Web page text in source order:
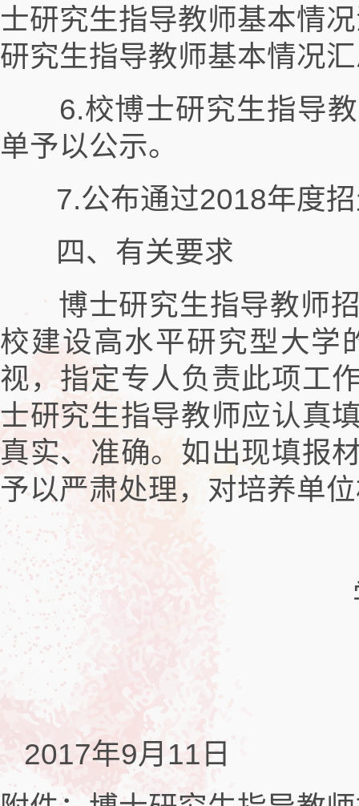
士研究生指导教师基本情
研究生指导教师基本情况
6.校博士研究生指导教
单予以公示。
7.公布通过2018年度招
四、有关要求
博士研究生指导教师
校建设高水平研究型大学
视，指定专人负责此项工
士研究生指导教师应认真
真实、准确。如出现填报
予以严肃处理，对培养单
学位办
2017年9
2017年9月11日